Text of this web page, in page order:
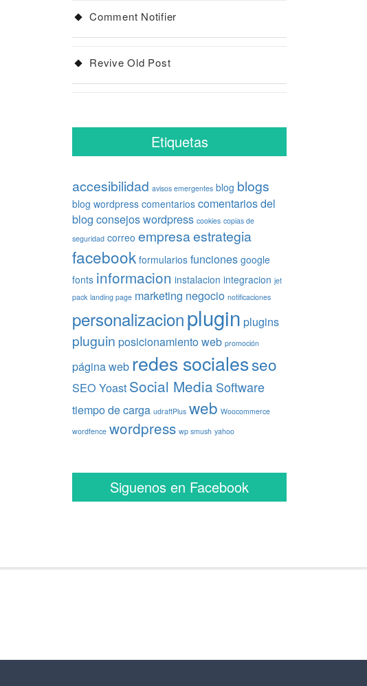
Comment Notifier
Revive Old Post
Etiquetas
accesibilidad avisos emergentes blog blogs
blog wordpress comentarios comentarios del
blog consejos wordpress cookies copias de
seguridad correo empresaestrategia
facebook formularios funciones google
fonts informacion instalacion integracion jet
pack landing page marketing negocio notificaciones
personalizacionplugin plugins
pluguin posicionamiento web promoción
página web redes socialesseo
SEO Yoast Social Media Software
tiempo de carga udraftPlus web Woocommerce
wordfence wordpress wp smush yahoo
Siguenos en Facebook